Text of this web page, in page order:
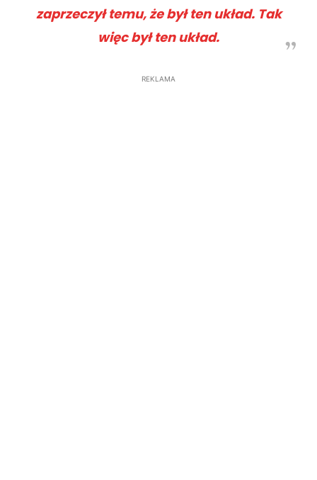
zaprzeczył temu, że był ten układ. Tak
więc był ten układ.
REKLAMA